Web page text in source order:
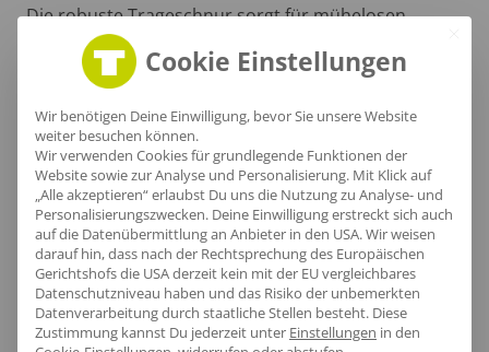
Die robuste Trageschnur sorgt für mühelosen
Transport und bietet gleichzeitig einen sicheren Halt.
Größentabelle
Cookie Einstellungen
Wir benötigen Deine Einwilligung, bevor Sie unsere Website
weiter besuchen können.
Wir verwenden Cookies für grundlegende Funktionen der
Website sowie zur Analyse und Personalisierung. Mit Klick auf
„Alle akzeptieren“ erlaubst Du uns die Nutzung zu Analyse- und
Personalisierungszwecken. Deine Einwilligung erstreckt sich auch
auf die Datenübermittlung an Anbieter in den USA. Wir weisen
darauf hin, dass nach der Rechtsprechung des Europäischen
Gerichtshofs die USA derzeit kein mit der EU vergleichbares
Datenschutzniveau haben und das Risiko der unbemerkten
Datenverarbeitung durch staatliche Stellen besteht. Diese
Zustimmung kannst Du jederzeit unter Einstellungen in den